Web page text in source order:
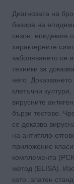
Диагнозата на
базира на
сезон, епидемия
характерните
заболяването се
техники за
него.
клетъчни
вирусните
бързи тестове.
се доказва
на антитяло-
приложение
комплемента
мeтoд (ELISA).
като „златен